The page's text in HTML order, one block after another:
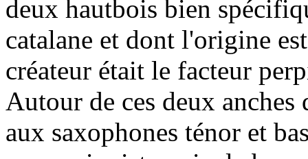
deux hautbois bien
catalane et dont l'origine
créateur était le facteur
Autour de ces deux
aux saxophones ténor et